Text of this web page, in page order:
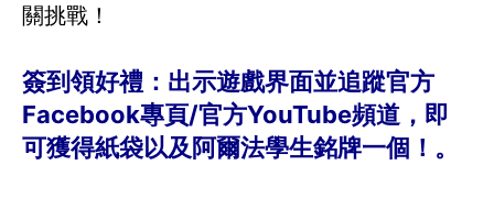
關挑戰！
簽到領好禮：出示遊戲界面並追蹤官方
Facebook專頁/官方YouTube頻道，即
可獲得紙袋以及阿爾法學生銘牌一個！。